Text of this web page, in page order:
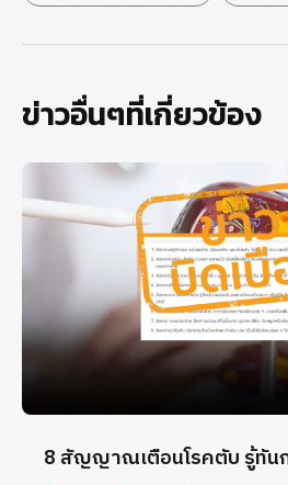
ข่าวอื่นๆที่เกี่ยวข้อง
8 สัญญาณเตือนโรคตับ รู้ทัน